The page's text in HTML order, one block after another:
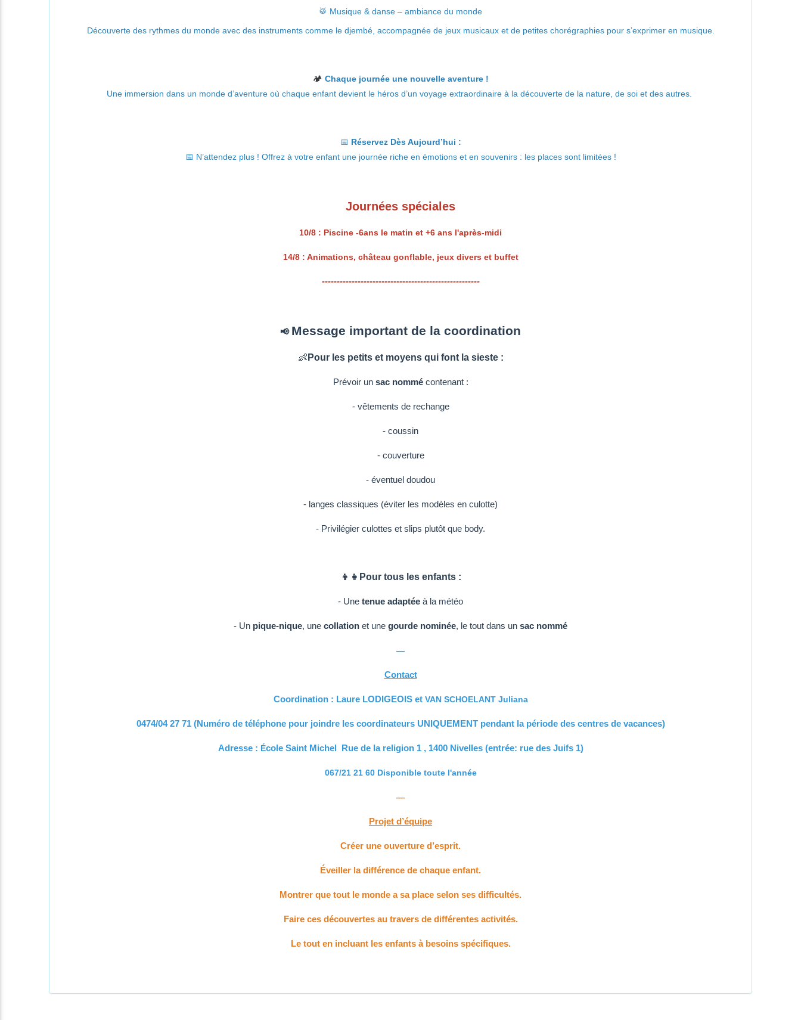
🥁 Musique & danse – ambiance du monde
Découverte des rythmes du monde avec des instruments comme le djembé, accompagnée de jeux musicaux et de petites chorégraphies pour s’exprimer en musique.
🏕️ Chaque journée une nouvelle aventure !
Une immersion dans un monde d’aventure où chaque enfant devient le héros d’un voyage extraordinaire à la découverte de la nature, de soi et des autres.
📅 Réservez Dès Aujourd’hui :
📅 N’attendez plus ! Offrez à votre enfant une journée riche en émotions et en souvenirs : les places sont limitées !
Journées spéciales
10/8 : Piscine -6ans le matin et +6 ans l'après-midi
14/8 : Animations, château gonflable, jeux divers et buffet
-----------------------------------------------------
📢 Message important de la coordination
👶 Pour les petits et moyens qui font la sieste :
Prévoir un sac nommécontenant :
- vêtements de rechange
- coussin
- couverture
- éventuel doudou
- langes classiques (éviter les modèles en culotte)
- Privilégier culottes et slips plutôt que body.
👦👧Pour tous les enfants :
- Une tenue adaptée à la météo
- Un pique-nique, une collation et une gourde nominée, le tout dans un sac nommé
—
Contact
Coordination : Laure LODIGEOIS et VAN SCHOELANT Juliana
0474/04 27 71 (Numéro de téléphone pour joindre les coordinateurs UNIQUEMENT pendant la période des centres de vacances)
Adresse : École Saint Michel Rue de la religion 1 , 1400 Nivelles (entrée: rue des Juifs 1)
067/21 21 60 Disponible toute l'année
—
Projet d’équipe
Créer une ouverture d’esprit.
Éveiller la différence de chaque enfant.
Montrer que tout le monde a sa place selon ses difficultés.
Faire ces découvertes au travers de différentes activités.
Le tout en incluant les enfants à besoins spécifiques.